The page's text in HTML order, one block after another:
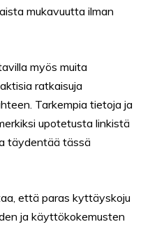
mukavuutta ilman
myös muita
ratkaisuja
Tarkempia tietoja ja
upotetusta linkistä
täydentää tässä
että paras kyttäyskoju
ja käyttökokemusten